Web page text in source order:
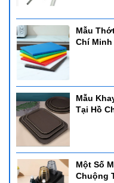
Mẫu
Chí Minh
Mẫu
Tại Hồ
Một Số
Chuộng